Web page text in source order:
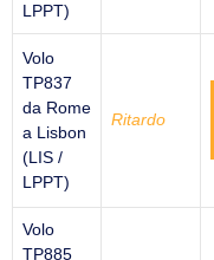
LPPT)
Volo
TP837
da Rome
a Lisbon
(LIS /
LPPT)
Ritardo
Volo
TP885